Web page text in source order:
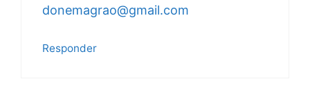
donemagrao@gmail.com
Responder